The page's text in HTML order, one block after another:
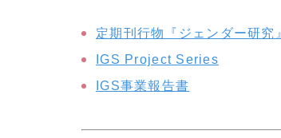
定期刊行物『ジェンダー研究
IGS Project Series
IGS事業報告書